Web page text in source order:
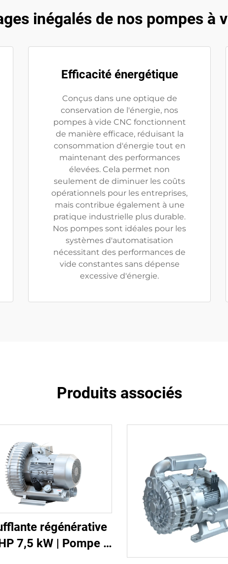
inégalés de nos pompes à
Efficacité énergétique
Conçus dans une optique de
conservation de l'énergie, nos
pompes à vide CNC fonctionnent
de manière efficace, réduisant la
consommation d'énergie tout en
maintenant des performances
élevées. Cela permet non
seulement de diminuer les coûts
opérationnels pour les entreprises,
mais contribue également à une
pratique industrielle plus durable.
Nos pompes sont idéales pour les
systèmes d'automatisation
nécessitant des performances de
vide constantes sans dépense
excessive d'énergie.
Produits associés
régénérative
7,5 kW | Pompe à